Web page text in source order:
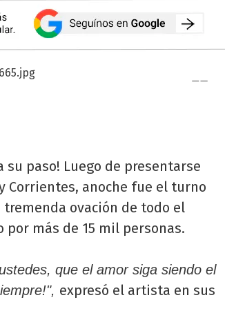
su paso! Luego de presentarse
Corrientes, anoche fue el turno
tremenda ovación de todo el
por más de 15 mil personas.
que el amor siga siendo el
expresó el artista en sus